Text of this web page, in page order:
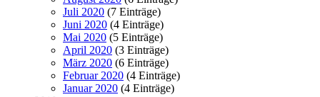
Juli 2020 (7 Einträge)
Juni 2020 (4 Einträge)
Mai 2020 (5 Einträge)
April 2020 (3 Einträge)
März 2020 (6 Einträge)
Februar 2020 (4 Einträge)
Januar 2020 (4 Einträge)